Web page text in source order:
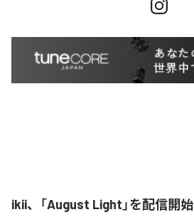
ikii、「August Light」を配信開始